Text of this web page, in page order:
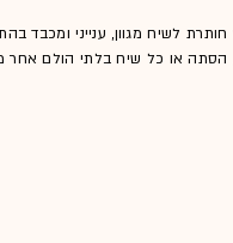
לשיח מגוון, ענייני ומכבד
הסתה או כל שיח בלתי הולם אחר